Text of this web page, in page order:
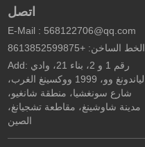
اتصل
E-Mail : 568122706@qq.com
الخط الساخن: +8613852599875
Add: رقم 1 و 2، بناء 21، وادي
لياندونغ وو، 1999 ووكسينغ الغرب،
شارع سونغشيا، منطقة شانغيو،
مدينة شاوشينغ، مقاطعة تشجيانغ،
الصين